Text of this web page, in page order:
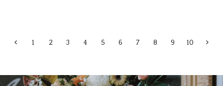
1 2 3 4 5 6 7 8 9 10